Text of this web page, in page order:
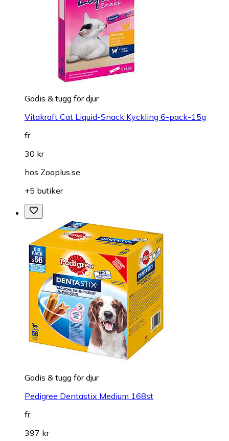
Godis & tugg för djur
Vitakraft Cat Liquid-Snack Kyckling 6-pack-15g
fr.
30 kr
hos Zooplus.se
+5 butiker
Godis & tugg för djur
Pedigree Dentastix Medium 168st
fr.
397 kr